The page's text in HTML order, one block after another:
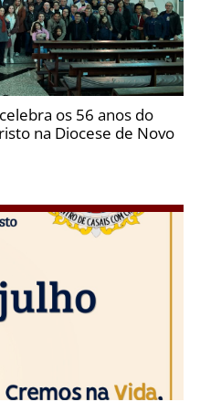
os 56 anos do
na Diocese de Novo